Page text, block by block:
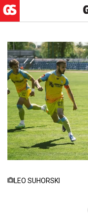
LEO SUHORSKI